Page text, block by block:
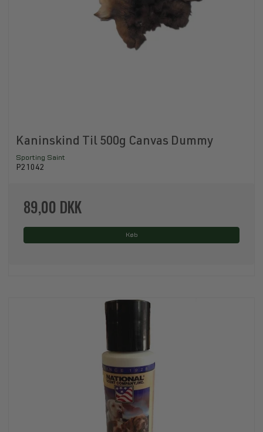
Kaninskind Til 500g Canvas Dummy
Sporting Saint
P21042
89,00 DKK
Køb